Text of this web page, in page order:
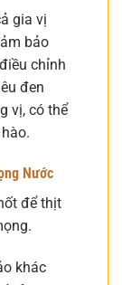
gia vị
bảo
chỉnh
đen
vị, có thể
Nước
để thịt
khác